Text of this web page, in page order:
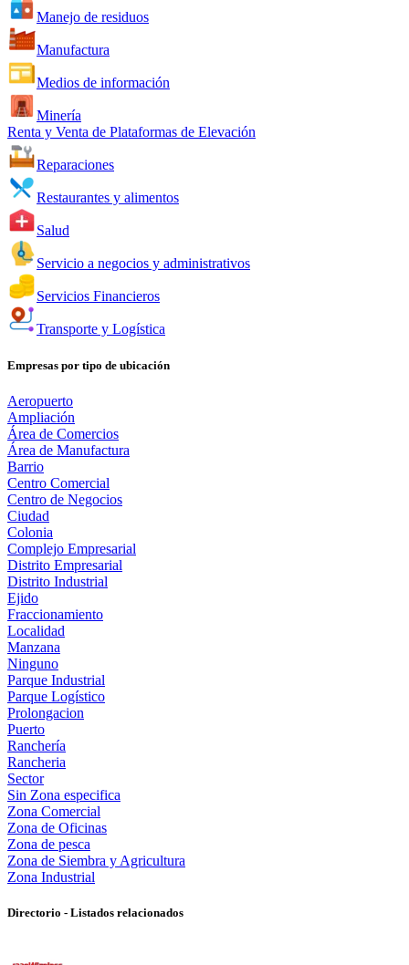
Manejo de residuos
Manufactura
Medios de información
Minería
Renta y Venta de Plataformas de Elevación
Reparaciones
Restaurantes y alimentos
Salud
Servicio a negocios y administrativos
Servicios Financieros
Transporte y Logística
Empresas por tipo de ubicación
Aeropuerto
Ampliación
Área de Comercios
Área de Manufactura
Barrio
Centro Comercial
Centro de Negocios
Ciudad
Colonia
Complejo Empresarial
Distrito Empresarial
Distrito Industrial
Ejido
Fraccionamiento
Localidad
Manzana
Ninguno
Parque Industrial
Parque Logístico
Prolongacion
Puerto
Ranchería
Rancheria
Sector
Sin Zona especifica
Zona Comercial
Zona de Oficinas
Zona de pesca
Zona de Siembra y Agricultura
Zona Industrial
Directorio - Listados relacionados